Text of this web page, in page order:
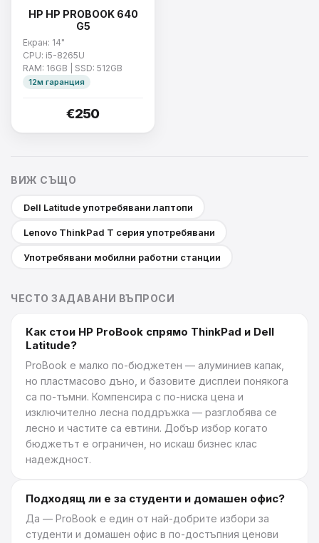
HP HP PROBOOK 640
G5
Екран: 14"
CPU: i5-8265U
RAM: 16GB | SSD: 512GB
12м гаранция
€250
ВИЖ СЪЩО
Dell Latitude употребявани лаптопи
Lenovo ThinkPad T серия употребявани
Употребявани мобилни работни станции
ЧЕСТО ЗАДАВАНИ ВЪПРОСИ
Как стои HP ProBook спрямо ThinkPad и Dell
Latitude?
ProBook е малко по-бюджетен — алуминиев капак,
но пластмасово дъно, и базовите дисплеи понякога
са по-тъмни. Компенсира с по-ниска цена и
изключително лесна поддръжка — разглобява се
лесно и частите са евтини. Добър избор когато
бюджетът е ограничен, но искаш бизнес клас
надеждност.
Подходящ ли е за студенти и домашен офис?
Да — ProBook е един от най-добрите избори за
студенти и домашен офис в по-достъпния ценови